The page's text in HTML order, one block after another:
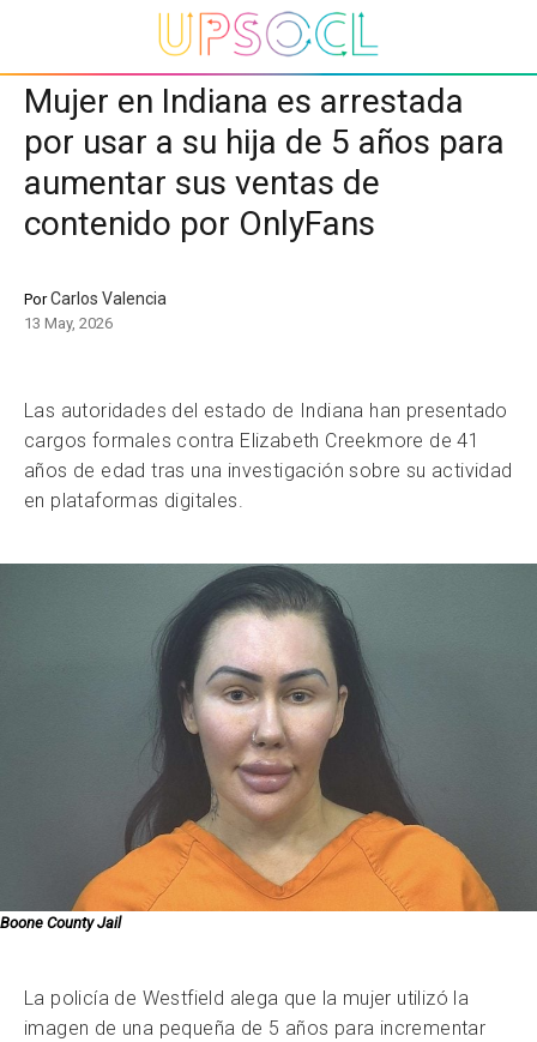
Mujer en Indiana es arrestada
por usar a su hija de 5 años para
aumentar sus ventas de
contenido por OnlyFans
PorCarlos Valencia
13 May, 2026
Las autoridades del estado de Indiana han presentado
cargos formales contra Elizabeth Creekmore de 41
años de edad tras una investigación sobre su actividad
en plataformas digitales.
Boone County Jail
La policía de Westfield alega que la mujer utilizó la
imagen de una pequeña de 5 años para incrementar